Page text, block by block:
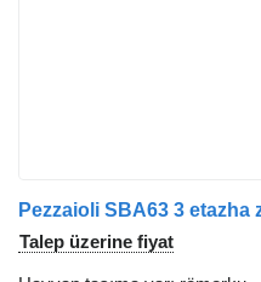
Pezzaioli SBA63 3 etazha
Talep üzerine fiyat